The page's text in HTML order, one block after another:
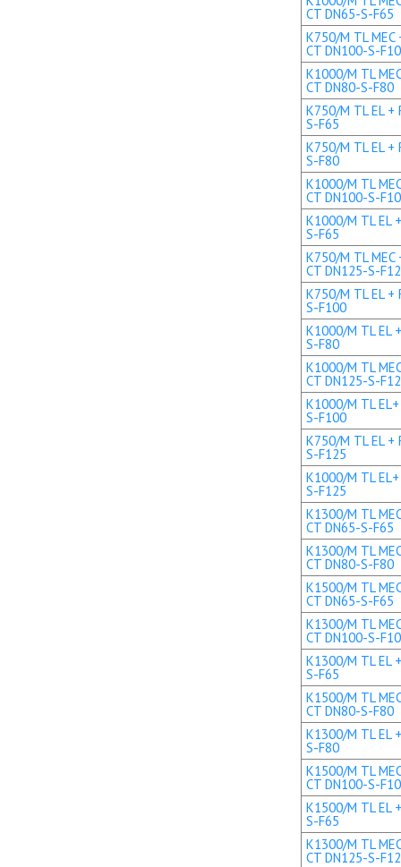
CT DN65-S-F65
K750/M TL MEC
CT DN100-S-
K1000/M TL
CT DN80-S-F80
K750/M TL EL +
S-F65
K750/M TL EL +
S-F80
K1000/M TL
CT DN100-S-
K1000/M TL EL
S-F65
K750/M TL MEC
CT DN125-S-
K750/M TL EL +
S-F100
K1000/M TL EL
S-F80
K1000/M TL
CT DN125-S-
K1000/M TL
S-F100
K750/M TL EL +
S-F125
K1000/M TL
S-F125
K1300/M TL
CT DN65-S-F65
K1300/M TL
CT DN80-S-F80
K1500/M TL
CT DN65-S-F65
K1300/M TL
CT DN100-S-
K1300/M TL EL
S-F65
K1500/M TL
CT DN80-S-F80
K1300/M TL EL
S-F80
K1500/M TL
CT DN100-S-
K1500/M TL EL
S-F65
K1300/M TL
CT DN125-S-